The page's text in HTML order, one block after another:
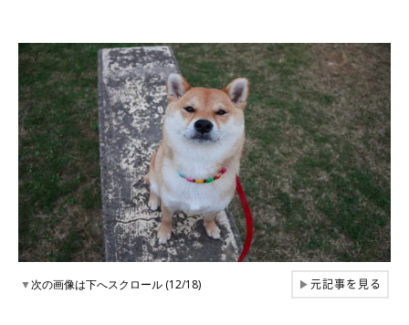
▼次の画像は下へスクロール (12/18) ▶元記事を見る